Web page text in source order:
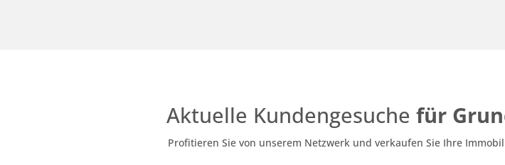
Aktuelle Kundengesuche für
Profitieren Sie von unserem Netzwerk und verkaufen Sie Ihre